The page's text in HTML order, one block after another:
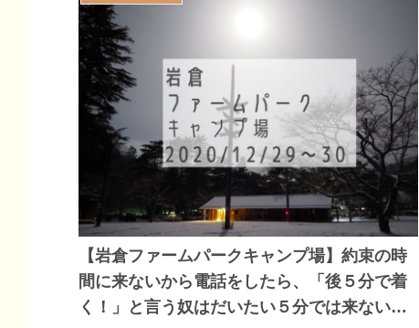
【岩倉ファームパークキャンプ場】約束の時
間に来ないから電話をしたら、「後５分で着
く！」と言う奴はだいたい５分では来ない